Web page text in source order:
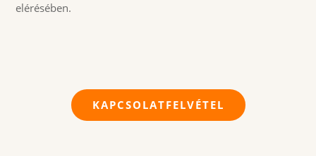
elérésében.
KAPCSOLATFELVÉTEL